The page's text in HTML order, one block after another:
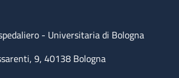
- Universitaria di Bologna
9, 40138 Bologna